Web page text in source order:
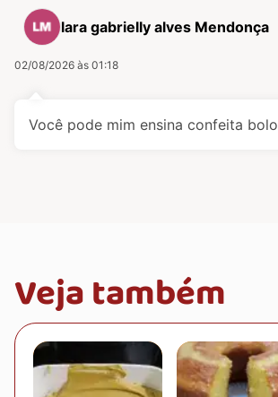
lara gabrielly alves Mendonça
02/08/2026 às 01:18
Você pode mim ensina confeita bolo
Veja também